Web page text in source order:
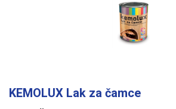
KEMOLUX Lak za čamce